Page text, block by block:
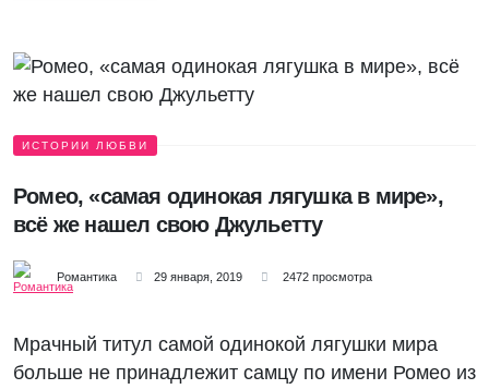
ИСТОРИИ ЛЮБВИ
Ромео, «самая одинокая лягушка в мире»,
всё же нашел свою Джульетту
Романтика 29 января, 2019 2472 просмотра
Мрачный титул самой одинокой лягушки мира
больше не принадлежит самцу по имени Ромео из